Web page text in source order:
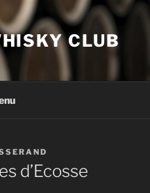
CLUB
d’Ecosse